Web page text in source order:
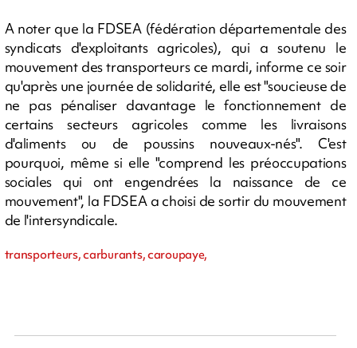
A noter que la FDSEA (fédération départementale des
syndicats d'exploitants agricoles), qui a soutenu le
mouvement des transporteurs ce mardi, informe ce soir
qu'après une journée de solidarité, elle est "soucieuse de
ne pas pénaliser davantage le fonctionnement de
certains secteurs agricoles comme les livraisons
d'aliments ou de poussins nouveaux-nés". C'est
pourquoi, même si elle "comprend les préoccupations
sociales qui ont engendrées la naissance de ce
mouvement", la FDSEA a choisi de sortir du mouvement
de l'intersyndicale.
transporteurs, carburants, caroupaye,